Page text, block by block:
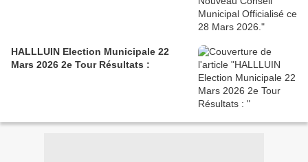
HALLLUIN Election Municipale 22
Mars 2026 2e Tour Résultats :